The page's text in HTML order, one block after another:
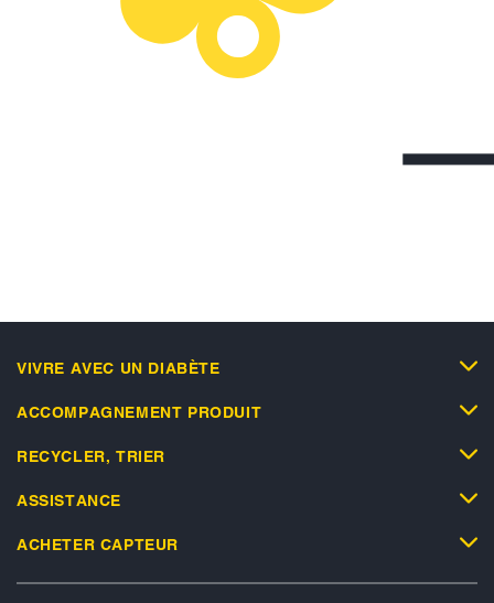
VIVRE AVEC UN DIABÈTE
ACCOMPAGNEMENT PRODUIT
RECYCLER, TRIER
ASSISTANCE
ACHETER CAPTEUR